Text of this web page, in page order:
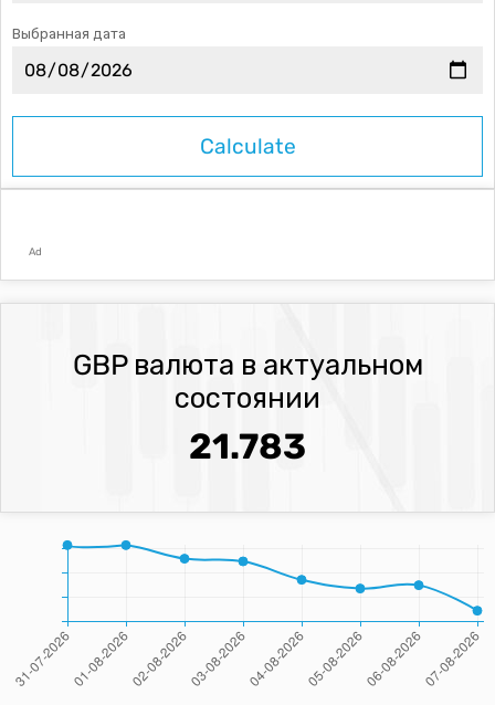
Выбранная дата
Ad
GBP валюта в актуальном
состоянии
21.783